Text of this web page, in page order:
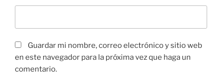
Guardar mi nombre, correo electrónico y sitio web
en este navegador para la próxima vez que haga un
comentario.